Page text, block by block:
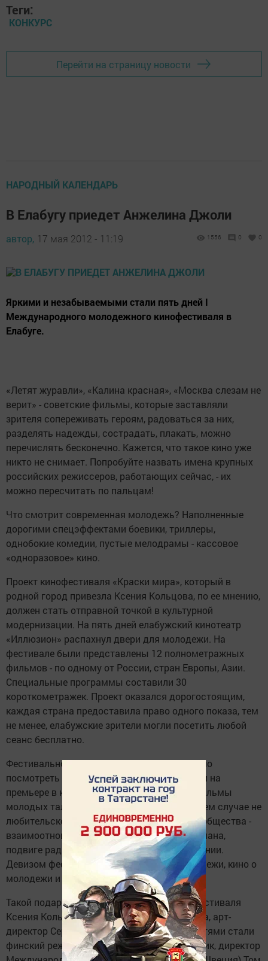
Теги:
КОНКУРС
Перейти на страницу новости
НАРОДНЫЙ КАЛЕНДАРЬ
В Елабугу приедет Анжелина Джоли
автор, 17 мая 2012 - 11:19 1556 0 0
Яркими и незабываемыми стали пять дней I
Международного молодежного кинофестиваля в
Елабуге.
«Летят журавли», «Калина красная», «Москва слезам не
верит» - советские фильмы, которые заставляли
зрителя сопереживать героям, радоваться за них,
разделять надежды, сострадать, плакать, можно
перечислять бесконечно. Кажется, что такое кино уже
никто не снимает. Попробуйте назвать имена крупных
российских режиссеров, работающих сейчас, - их
можно пересчитать по пальцам!
Что смотрит современная молодежь? Наполненные
дорогими спецэффектами боевики, триллеры,
однобокие комедии, пустые мелодрамы - кассовое
«одноразовое» кино.
Проект кинофестиваля «Краски мира», который в
родной город привезла Ксения Кольцова, по ее мнению,
должен стать отправной точкой в культурной
модернизации. На пять дней елабужский кинотеатр
«Иллюзион» распахнул двери для молодежи. На
фестивале были представлены 12 полнометражных
фильмов - по одному от России, стран Европы, Азии.
Специальные программы составили 30
короткометражек. Проект оказался дорогостоящим,
каждая страна предоставила право одного показа, тем
не менее, елабужские зрители могли посетить любой
сеанс бесплатно.
Фестивальное кино - совсем не то, что можно
посмотреть каждый день по телевизору или на
премьере в кинотеатре с попкорном. Это фильмы
молодых талантливых режиссеров (ни в коем случае не
любительское) о проблемах современного общества -
взаимоотношении отцов и детей, о цене обмана,
подвиге ради любви, милосердии, преодолении.
Девизом фестиваля стало «Кино для молодежи, кино о
молодежи и кино от молодежи».
Такой подарок городу сделали директор фестиваля
Ксения Кольцова, продюсер Елена Курилова, арт-
директор Сергей Дворянов. Почетными гостями стали
финский режиссер Ян Форстрем и кинокритик, директор